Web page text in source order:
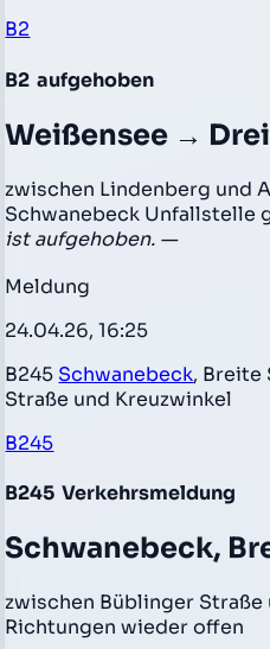
B2
B2 aufgehoben
Weißensee →
zwischen Lindenberg und
Schwanebeck Unfallstelle
ist aufgehoben. —
Meldung
24.04.26, 16:25
B245 Schwanebeck, Breite
Straße und Kreuzwinkel
B245
B245 Verkehrsmeldung
Schwanebeck,
zwischen Büblinger
Richtungen wieder offen